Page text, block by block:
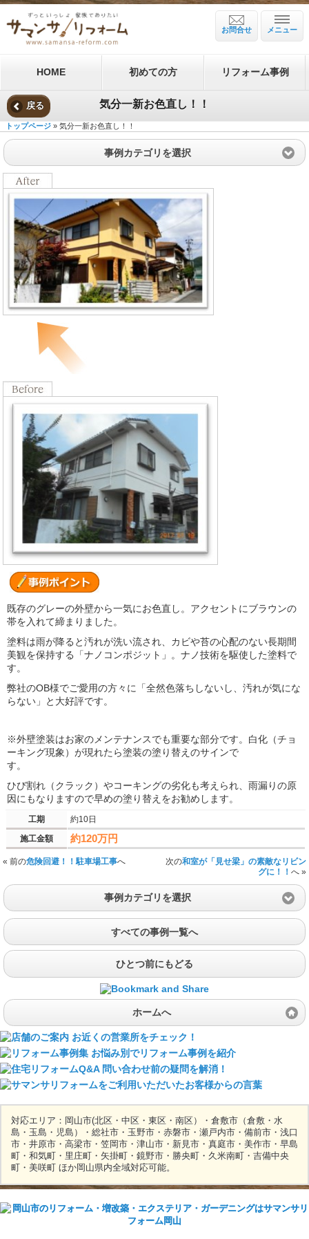
メニュー
お問合せ
HOME 初めての方 リフォーム事例
戻る 気分一新お色直し！！
トップページ » 気分一新お色直し！！
事例カテゴリを選択
既存のグレーの外壁から一気にお色直し。アクセントにブラウンの
帯を入れて締まりました。
塗料は雨が降ると汚れが洗い流され、カビや苔の心配のない長期間
美観を保持する「ナノコンポジット」。ナノ技術を駆使した塗料で
す。
弊社のOB様でご愛用の方々に「全然色落ちしないし、汚れが気にな
らない」と大好評です。
※外壁塗装はお家のメンテナンスでも重要な部分です。白化（チョ
ーキング現象）が現れたら塗装の塗り替えのサインで
す。
ひび割れ（クラック）やコーキングの劣化も考えられ、雨漏りの原
因にもなりますので早めの塗り替えをお勧めします。
工期 約10日
施工金額 約120万円
« 前の危険回避！！駐車場工事へ 次の和室が「見せ梁」の素敵なリビン
グに！！ へ »
事例カテゴリを選択
すべての事例一覧へ
ひとつ前にもどる
ホームへ
対応エリア：岡山市(北区・中区・東区・南区）・倉敷市（倉敷・水
島・玉島・児島）・総社市・玉野市・赤磐市・瀬戸内市・備前市・浅口
市・井原市・高梁市・笠岡市・津山市・新見市・真庭市・美作市・早島
町・和気町・里庄町・矢掛町・鏡野市・勝央町・久米南町・吉備中央
町・美咲町 ほか岡山県内全域対応可能。